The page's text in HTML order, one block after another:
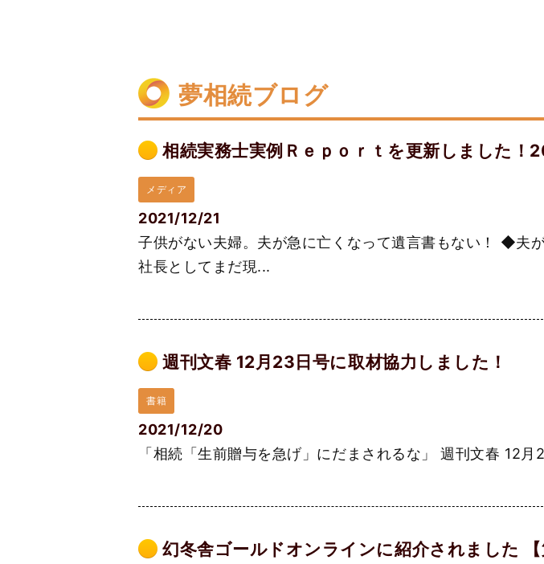
夢相続ブログ
相続実務士実例Ｒｅｐｏｒｔを更新しました！
メディア
2021/12/21
子供がない夫婦。夫が急に亡くなって遺言書もない！ ◆夫
社長としてまだ現...
週刊文春 12月23日号に取材協力しました！
書籍
2021/12/20
「相続「生前贈与を急げ」にだまされるな」 週刊文春 12
幻冬舎ゴールドオンラインに紹介されました 【